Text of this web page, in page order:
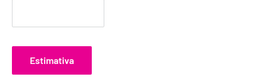
Estimativa